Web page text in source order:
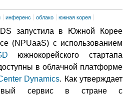
инференс облако южная корея
запустила в Южной Корее
(NPUaaS) с использованием
южнокорейского стартапа
в облачной платформе
Dynamics. Как утверждает
сервис в стране с